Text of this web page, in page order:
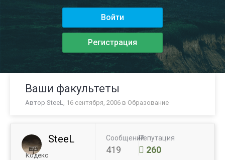
Войти
Регистрация
Ваши факультеты
Автор SteeL, 16 сентября, 2006 в Образование
SteeL
Кодекс
Сообщений
419
Репутация
260